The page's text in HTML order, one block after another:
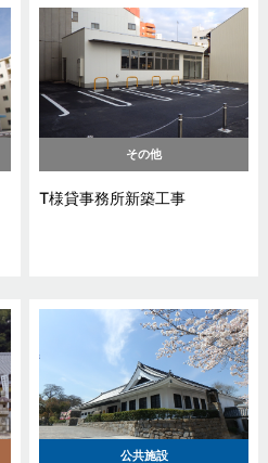
その他
T様貸事務所新築工事
公共施設